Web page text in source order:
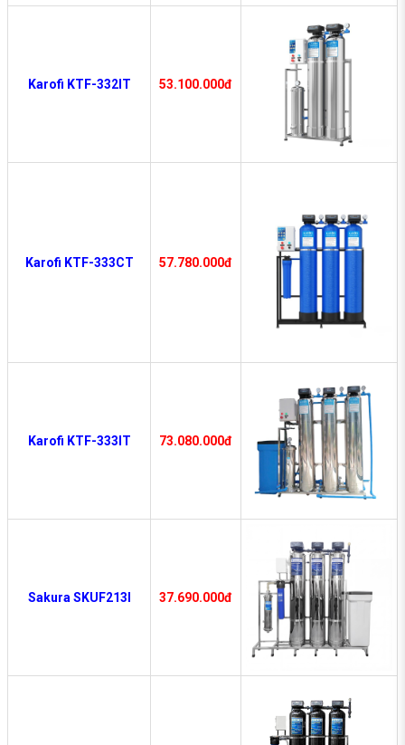
Karofi KTF-332IT 53.100.000đ
Karofi KTF-333CT 57.780.000đ
Karofi KTF-333IT 73.080.000đ
Sakura SKUF213I 37.690.000đ